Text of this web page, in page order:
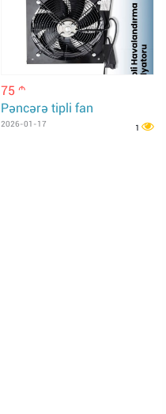
75 m
Pəncərə tipli fan
2026-01-17 1